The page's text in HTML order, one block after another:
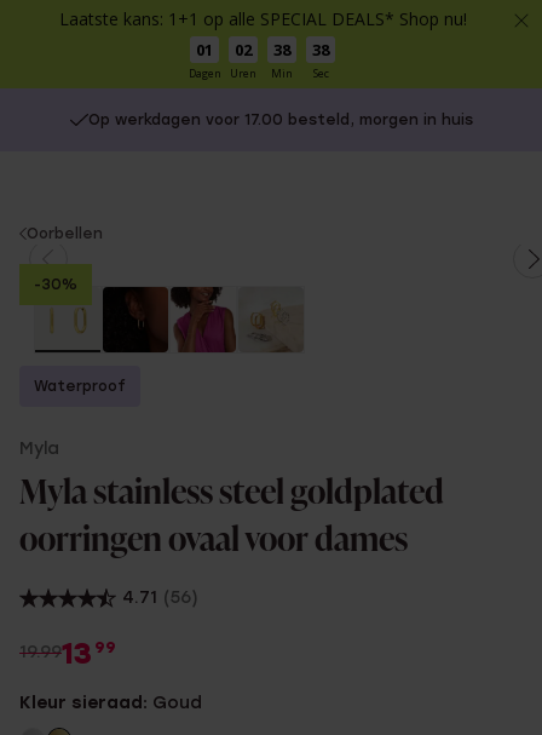
Laatste kans: 1+1 op alle SPECIAL DEALS* Shop nu!
01
Dagen
02
Uren
38
Min
38
Sec
Op werkdagen voor 17.00 besteld, morgen in huis
You
are
here:
Oorbellen
-30%
Waterproof
Myla
Myla stainless steel goldplated
oorringen ovaal voor dames
4.71 (56)
19.9913 99
Kleur sieraad: Goud